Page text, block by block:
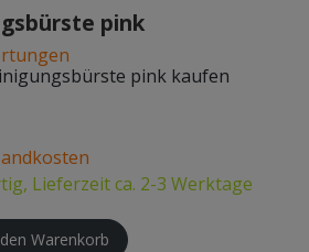
pink
Lieferzeit ca. 2-3 Werktage
Warenkorb